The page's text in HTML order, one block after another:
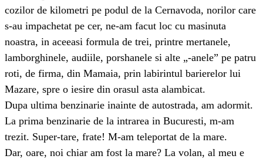
cozilor de kilometri pe podul de la Cernavoda, norilor care
s-au impachetat pe cer, ne-am facut loc cu masinuta
noastra, in aceeasi formula de trei, printre mertanele,
lamborghinele, audiile, porshanele si alte „-anele” pe patru
roti, de firma, din Mamaia, prin labirintul barierelor lui
Mazare, spre o iesire din orasul asta alambicat.
Dupa ultima benzinarie inainte de autostrada, am adormit.
La prima benzinarie de la intrarea in Bucuresti, m-am
trezit. Super-tare, frate! M-am teleportat de la mare.
Dar, oare, noi chiar am fost la mare? La volan, al meu e